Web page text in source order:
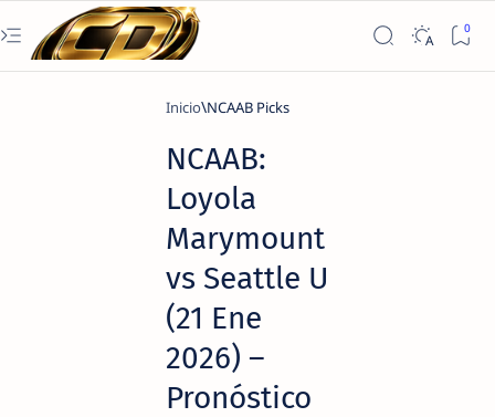
Inicio NCAAB Picks
NCAAB:
Loyola
Marymount
vs Seattle U
(21 Ene
2026) –
Pronóstico